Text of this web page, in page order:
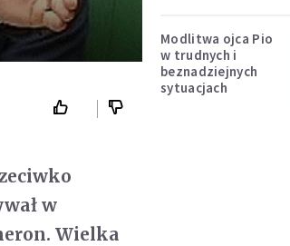
w
Wielka
Modlitwa ojca Pio
w trudnych i
beznadziejnych
sytuacjach